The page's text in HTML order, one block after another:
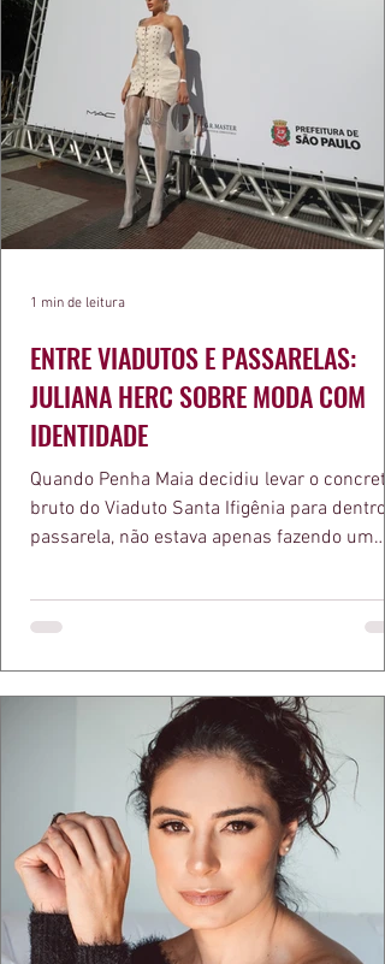
ENTRE VIADUTOS E PASSARELAS:
JULIANA HERC SOBRE MODA COM
IDENTIDADE
Quando Penha Maia decidiu levar o concreto
bruto do Viaduto Santa Ifigênia para dentro
passarela, não estava apenas fazendo um
a apresentadora e influenciadora Juliana
defende há tempos, o de que moda
estruturas geométricas, volumes
aquele concreto aparente típico da
arquitetura paulistana em peças de vestir,
1 min de leitura